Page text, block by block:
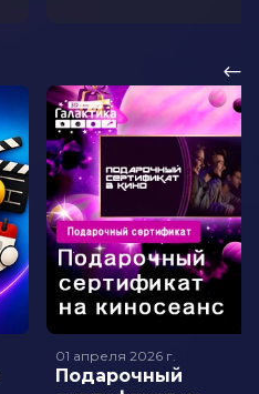
01 апреля 2026 г.
Подарочный